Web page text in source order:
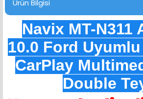
Ürün Bilgisi
Navix MT-N311
10.0 Ford
CarPlay
Double